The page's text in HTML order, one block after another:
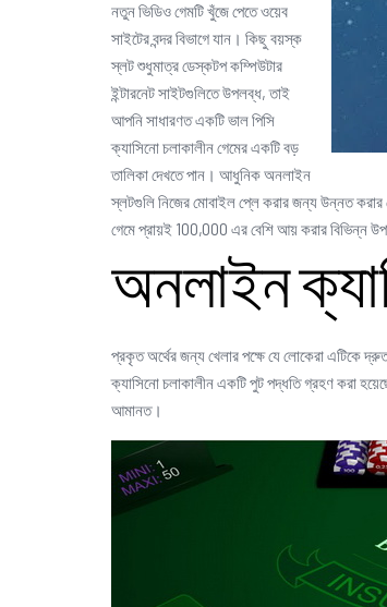
নতুন ভিডিও গেমটি খুঁজে পেতে ওয়েব
সাইটের বন্দর বিভাগে যান। কিছু বয়স্ক
স্লট শুধুমাত্র ডেস্কটপ কম্পিউটার
ইন্টারনেট সাইটগুলিতে উপলব্ধ, তাই
আপনি সাধারণত একটি ভাল পিসি
ক্যাসিনো চলাকালীন গেমের একটি বড়
তালিকা দেখতে পান। আধুনিক অনলাইন
স্লটগুলি নিজের মোবাইল প্লে করার জন্য উন্নত
গেমে প্রায়ই 100,000 এর বেশি আয় করার বিভিন্ন
অনলাইন
প্রকৃত অর্থের জন্য খেলার পক্ষে যে লোকেরা এটিকে
ক্যাসিনো চলাকালীন একটি পুট পদ্ধতি গ্রহণ করা
আমানত।